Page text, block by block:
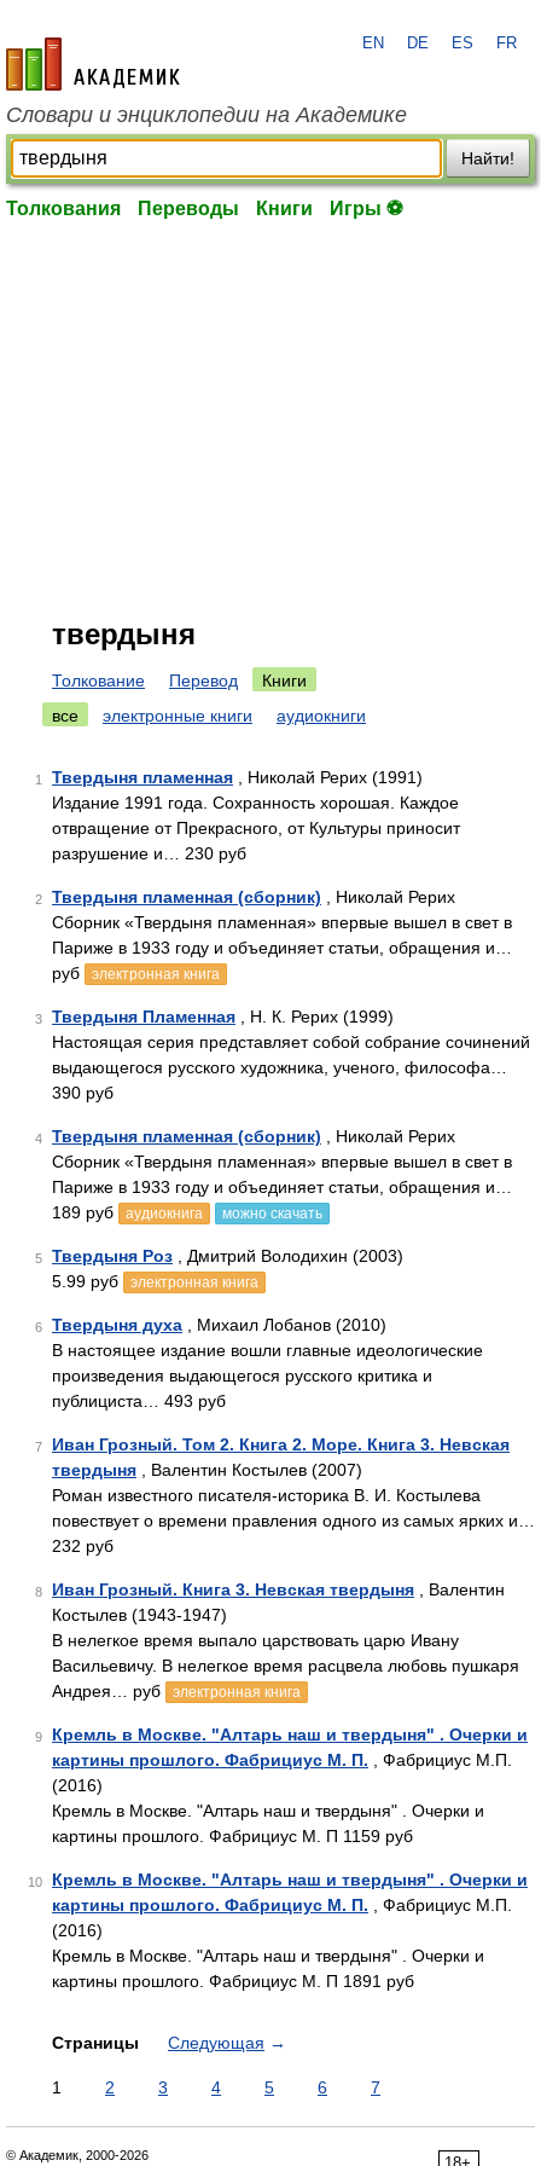
academic.ru
EN DE ES FR
Словари и энциклопедии на Академике
Найти!
Толкования Переводы Книги Игры ⚽
твердыня
Толкование Перевод
Книги
все
электронные книги аудиокниги
1 Твердыня пламенная , Николай Рерих (1991)
Издание 1991 года. Сохранность хорошая. Каждое
отвращение от Прекрасного, от Культуры приносит
разрушение и… 230 руб
2 Твердыня пламенная (сборник) , Николай Рерих
Сборник «Твердыня пламенная» впервые вышел в свет в
Париже в 1933 году и объединяет статьи, обращения и…
руб
электронная книга
3 Твердыня Пламенная , Н. К. Рерих (1999)
Настоящая серия представляет собой собрание сочинений
выдающегося русского художника, ученого, философа…
390 руб
4 Твердыня пламенная (сборник) , Николай Рерих
Сборник «Твердыня пламенная» впервые вышел в свет в
Париже в 1933 году и объединяет статьи, обращения и…
189 руб
аудиокнига можно скачать
5 Твердыня Роз , Дмитрий Володихин (2003)
5.99 руб
электронная книга
6 Твердыня духа , Михаил Лобанов (2010)
В настоящее издание вошли главные идеологические
произведения выдающегося русского критика и
публициста… 493 руб
7
Иван Грозный. Том 2. Книга 2. Море. Книга 3. Невская
твердыня , Валентин Костылев (2007)
Роман известного писателя-историка В. И. Костылева
повествует о времени правления одного из самых ярких и…
232 руб
8 Иван Грозный. Книга 3. Невская твердыня , Валентин
Костылев (1943-1947)
В нелегкое время выпало царствовать царю Ивану
Васильевичу. В нелегкое время расцвела любовь пушкаря
Андрея… руб
электронная книга
9
Кремль в Москве. "Алтарь наш и твердыня" . Очерки и
картины прошлого. Фабрициус М. П. , Фабрициус М.П.
(2016)
Кремль в Москве. "Алтарь наш и твердыня" . Очерки и
картины прошлого. Фабрициус М. П 1159 руб
10
Кремль в Москве. "Алтарь наш и твердыня" . Очерки и
картины прошлого. Фабрициус М. П. , Фабрициус М.П.
(2016)
Кремль в Москве. "Алтарь наш и твердыня" . Очерки и
картины прошлого. Фабрициус М. П 1891 руб
Страницы Следующая →
1 2 3 4 5 6 7
© Академик, 2000-2026